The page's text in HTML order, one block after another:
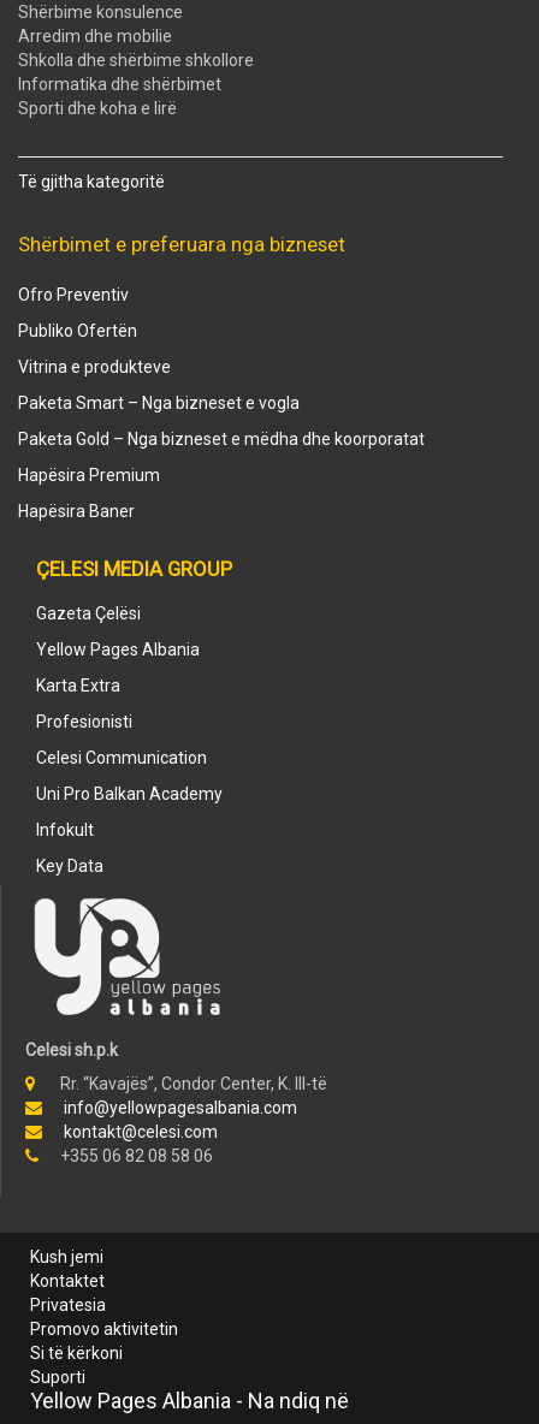
Shërbime konsulence
Arredim dhe mobilie
Shkolla dhe shërbime shkollore
Informatika dhe shërbimet
Sporti dhe koha e lirë
Të gjitha kategoritë
Shërbimet e preferuara nga bizneset
Ofro Preventiv
Publiko Ofertën
Vitrina e produkteve
Paketa Smart – Nga bizneset e vogla
Paketa Gold – Nga bizneset e mëdha dhe koorporatat
Hapësira Premium
Hapësira Baner
ÇELESI MEDIA GROUP
Gazeta Çelësi
Yellow Pages Albania
Karta Extra
Profesionisti
Celesi Communication
Uni Pro Balkan Academy
Infokult
Key Data
Celesi sh.p.k
Rr. “Kavajës”, Condor Center, K. III-të
info@yellowpagesalbania.com
kontakt@celesi.com
+355 06 82 08 58 06
Kush jemi
Kontaktet
Privatesia
Promovo aktivitetin
Si të kërkoni
Suporti
Yellow Pages Albania - Na ndiq në